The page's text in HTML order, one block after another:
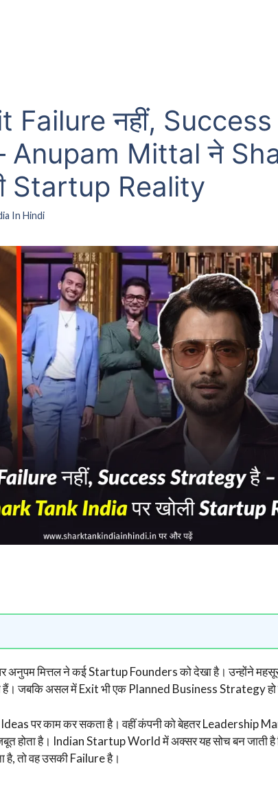
Failure नहीं, Success
Anupam Mittal ने
Startup Reality
In Hindi
अनुपम मित्तल ने कई Startup Founders को देखा है। उन्होंने महसूस
जबकि असल में Exit भी एक Planned Business Strategy
पर काम कर सकता है। वहीं कंपनी को बेहतर Leadership
होता है। Indian Startup World में अक्सर यह सोच बन जाती
तो वह उसकी Failure है।